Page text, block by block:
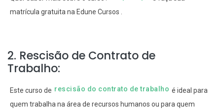
matrícula gratuita na Edune Cursos .
2. Rescisão de Contrato de
Trabalho:
Este curso de rescisão do contrato de trabalho é ideal para
quem trabalha na área de recursos humanos ou para quem